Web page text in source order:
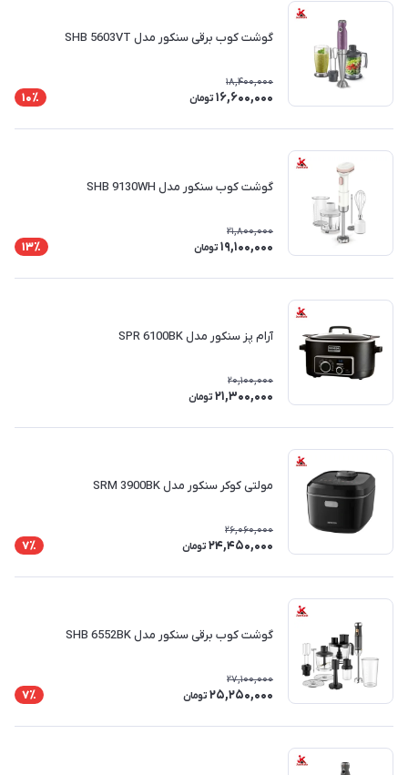
گوشت کوب برقی سنکور مدل SHB 5603VT
18,400,000
16,600,000 تومان 10٪
گوشت کوب سنکور مدل SHB 9130WH
21,800,000
19,100,000 تومان 13٪
آرام پز سنکور مدل SPR 6100BK
20,100,000
21,300,000 تومان
مولتی کوکر سنکور مدل SRM 3900BK
26,060,000
24,450,000 تومان 7٪
گوشت کوب برقی سنکور مدل SHB 6552BK
27,100,000
25,250,000 تومان 7٪